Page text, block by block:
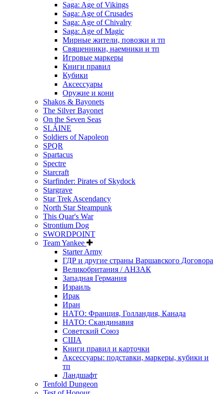
Saga: Age of Vikings
Saga: Age of Crusades
Saga: Age of Chivalry
Saga: Age of Magic
Мирные жители, повозки и тп
Священники, наемники и тп
Игровые маркеры
Книги правил
Кубики
Аксессуары
Оружие и кони
Shakos & Bayonets
The Silver Bayonet
On the Seven Seas
SLÁINE
Soldiers of Napoleon
SPQR
Spartacus
Spectre
Starcraft
Starfinder: Pirates of Skydock
Stargrave
Star Trek Ascendancy
North Star Steampunk
This Quar's War
Strontium Dog
SWORDPOINT
Team Yankee
Starter Army
ГДР и другие страны Варшавского Договора
Великобритания / АНЗАК
Западная Германия
Израиль
Ирак
Иран
НАТО: Франция, Голландия, Канада
НАТО: Скандинавия
Советский Союз
США
Книги правил и карточки
Аксессуары: подставки, маркеры, кубики и
тп
Ландшафт
Tenfold Dungeon